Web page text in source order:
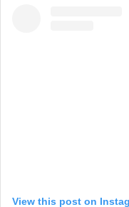
View this post on